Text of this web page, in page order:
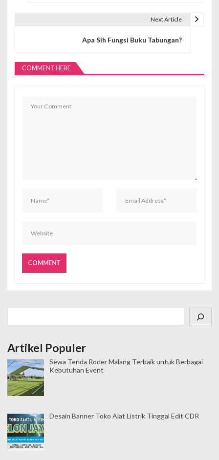
a
Next Article
Apa Sih Fungsi Buku Tabungan?
COMMENT HERE
Artikel Populer
Sewa Tenda Roder Malang Terbaik untuk Berbagai
Kebutuhan Event
Desain Banner Toko Alat Listrik Tinggal Edit CDR